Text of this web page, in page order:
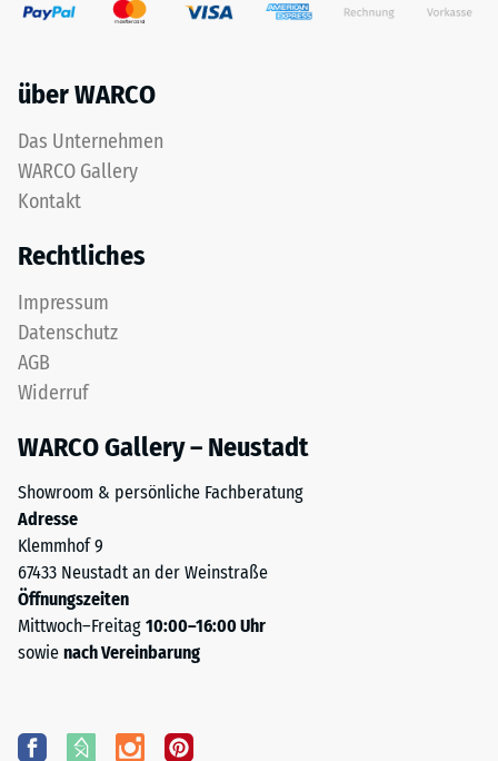
über WARCO
Das Unternehmen
WARCO Gallery
Kontakt
Rechtliches
Impressum
Datenschutz
AGB
Widerruf
WARCO Gallery – Neustadt
Showroom & persönliche Fachberatung
Adresse
Klemmhof 9
67433 Neustadt an der Weinstraße
Öffnungszeiten
Mittwoch–Freitag 10:00–16:00 Uhr
sowie nach Vereinbarung